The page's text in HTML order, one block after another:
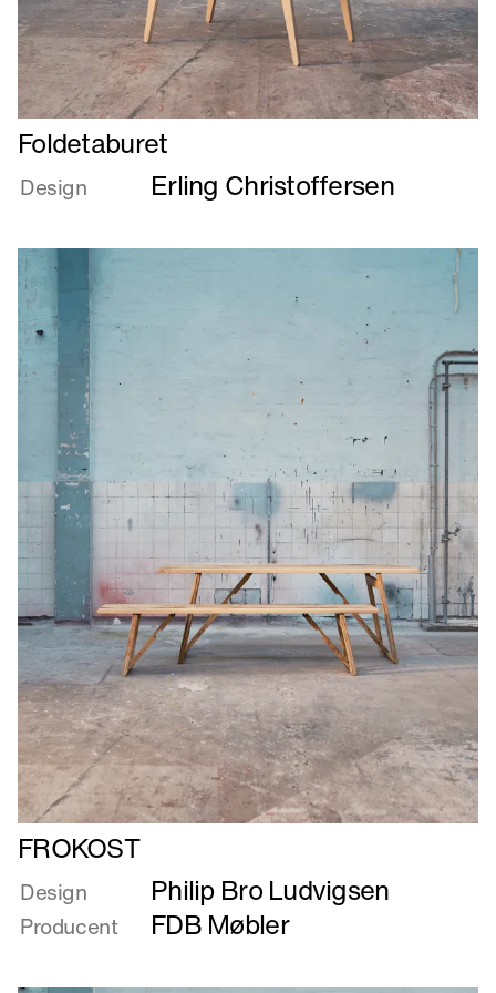
Læs
mere
om
FROKOST
FROKOST
Design Philip Bro Ludvigsen
Producent FDB Møbler